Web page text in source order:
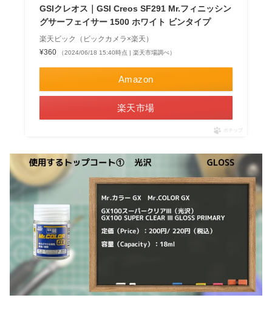
GSIクレオス｜GSI Creos SF291 Mr.フィニッシン
グサーフェイサー 1500 ホワイト ビンタイプ
楽天ビック（ビックカメラ×楽天）
¥360
（2024/06/18 15:40時点 | 楽天市場調べ）
Amazon
楽天市場
ポチップ